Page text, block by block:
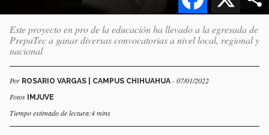
Este proyecto en pro de la educación ha llevado a la egresada de
PrepaTec a ganar diversas convocatorias a nivel local, regional y
nacional
Por ROSARIO VARGAS | CAMPUS CHIHUAHUA - 07/01/2022
Fotos IMJUVE
Tiempo estimado de lectura:4 mins